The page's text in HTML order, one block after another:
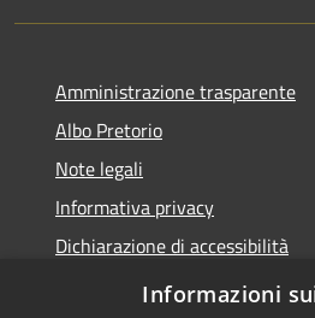
Amministrazione trasparente
Albo Pretorio
Note legali
Informativa privacy
Dichiarazione di accessibilità
Obiettivi di accessibilità
Informazioni